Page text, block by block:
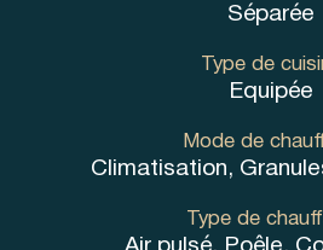
Séparée
Type de
Equipée
Mode de
Climatisation,
Type de